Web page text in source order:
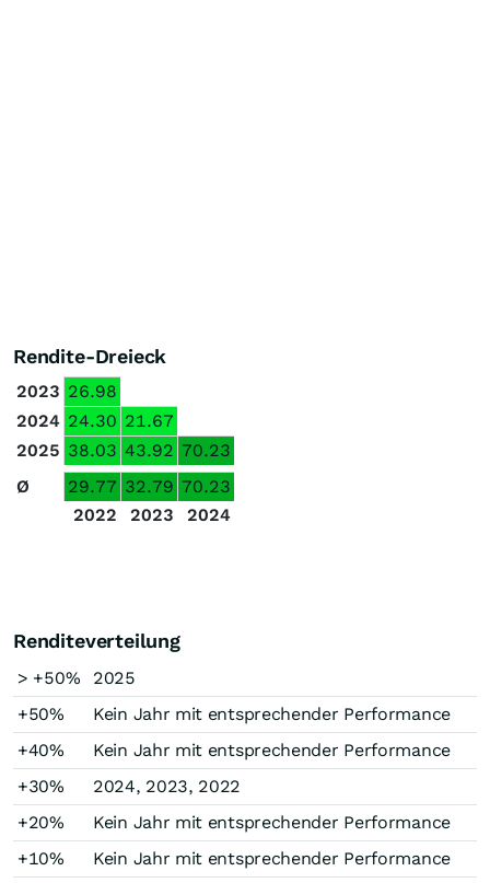
Rendite-Dreieck
2023 26.98
2024 24.30 21.67
2025 38.03 43.92 70.23
Ø
29.77 32.79 70.23
2022
2023 2024
Renditeverteilung
> +50%
2025
+50%
Kein Jahr mit entsprechender Performance
+40%
Kein Jahr mit entsprechender Performance
+30%
2024, 2023, 2022
+20%
Kein Jahr mit entsprechender Performance
+10%
Kein Jahr mit entsprechender Performance